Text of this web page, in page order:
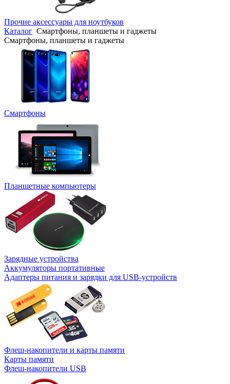
Прочие аксессуары для ноутбуков
Каталог Смартфоны, планшеты и гаджеты
Смартфоны, планшеты и гаджеты
Смартфоны
Планшетные компьютеры
Зарядные устройства
Аккумуляторы портативные
Адаптеры питания и зарядки для USB-устройств
Флеш-накопители и карты памяти
Карты памяти
Флеш-накопители USB